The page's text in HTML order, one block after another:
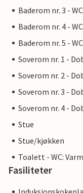
Baderom nr. 3 -
Baderom nr. 4 -
Baderom nr. 5 -
Soverom nr. 1 -
Soverom nr. 2 -
Soverom nr. 3 -
Soverom nr. 4 -
Stue
Stue/kjøkken
Toalett - WC:
Fasiliteter